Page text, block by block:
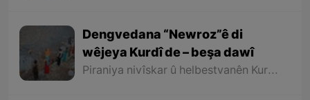
Dengvedana “Newroz”ê di
wêjeya Kurdî de – beşa dawî
Piraniya nivîskar û helbestvanên Kurd di helbest û deqên xwe de behsa Newrozê kirine ku ji ber nebûna derfetê em ê tenê îşareyê bi çend mînak ji helbestên wan bikin. Di dawiyê de ez dixwazim bibêjim ku helbestvanên wek “Muxlîs, Ewnî, Hejar, Zarî, Elî Heseniyanî, Jîla Huseynî, Mihemed Salih Dîlan, Esîrî, Nasir Axabira, Celal Melekşa, Şêrko Bêkes û Ebdulah Paşêw” û hwd, di çend helbestên xwe de behsa Newrozê kirine û bal kişandine ser Kurdistanîbûna Newrozê.